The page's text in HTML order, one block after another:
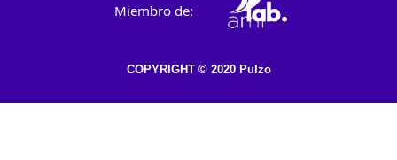
Miembro de:
COPYRIGHT © 2020 Pulzo